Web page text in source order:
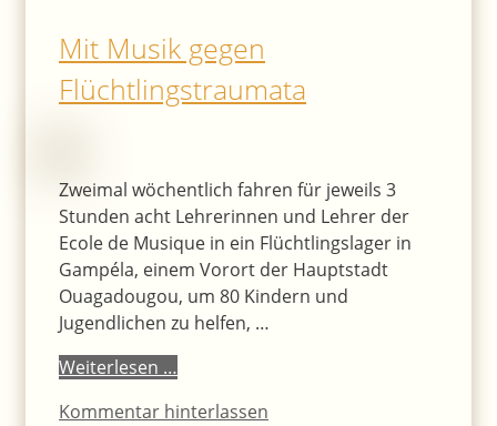
Mit Musik gegen
Flüchtlingstraumata
Zweimal wöchentlich fahren für jeweils 3
Stunden acht Lehrerinnen und Lehrer der
Ecole de Musique in ein Flüchtlingslager in
Gampéla, einem Vorort der Hauptstadt
Ouagadougou, um 80 Kindern und
Jugendlichen zu helfen, …
Weiterlesen …
Kommentar hinterlassen